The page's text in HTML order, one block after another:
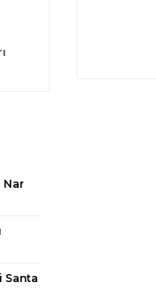
Nar
Santa